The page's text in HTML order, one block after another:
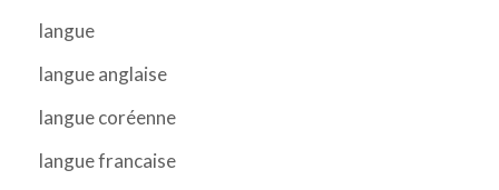
langue
langue anglaise
langue coréenne
langue francaise